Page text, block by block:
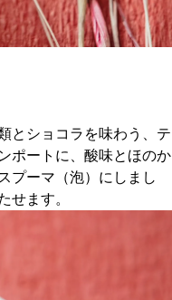
とショコラを味わう、テ
ポートに、酸味とほのか
プーマ（泡）にしまし
せます。